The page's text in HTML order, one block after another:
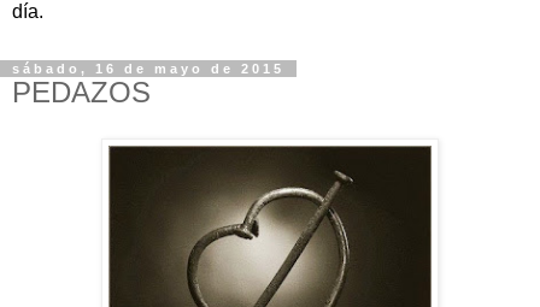
día.
sábado, 16 de mayo de 2015
PEDAZOS